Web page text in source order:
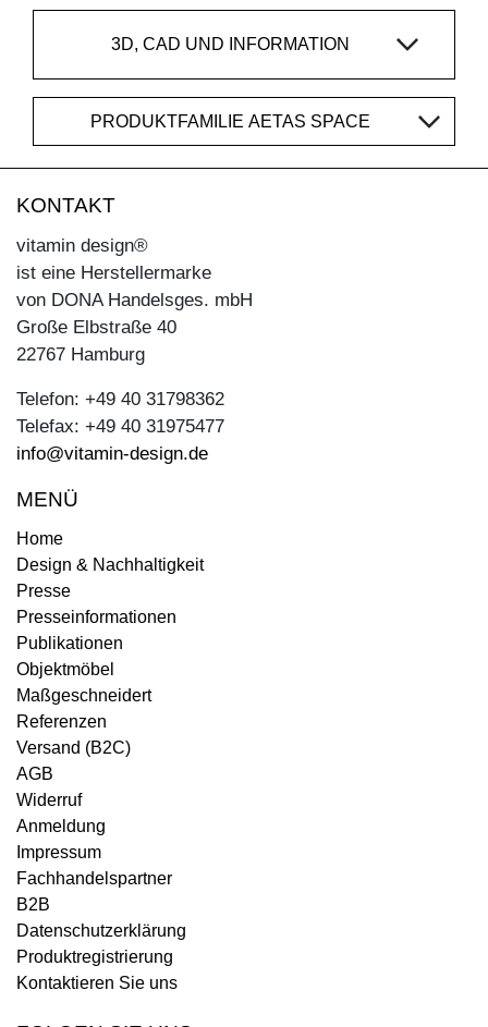
3D, CAD UND INFORMATION
PRODUKTFAMILIE AETAS SPACE
KONTAKT
vitamin design®
ist eine Herstellermarke
von DONA Handelsges. mbH
Große Elbstraße 40
22767 Hamburg
Telefon: +49 40 31798362
Telefax: +49 40 31975477
info@vitamin-design.de
MENÜ
Home
Design & Nachhaltigkeit
Presse
Presseinformationen
Publikationen
Objektmöbel
Maßgeschneidert
Referenzen
Versand (B2C)
AGB
Widerruf
Anmeldung
Impressum
Fachhandelspartner
B2B
Datenschutzerklärung
Produktregistrierung
Kontaktieren Sie uns